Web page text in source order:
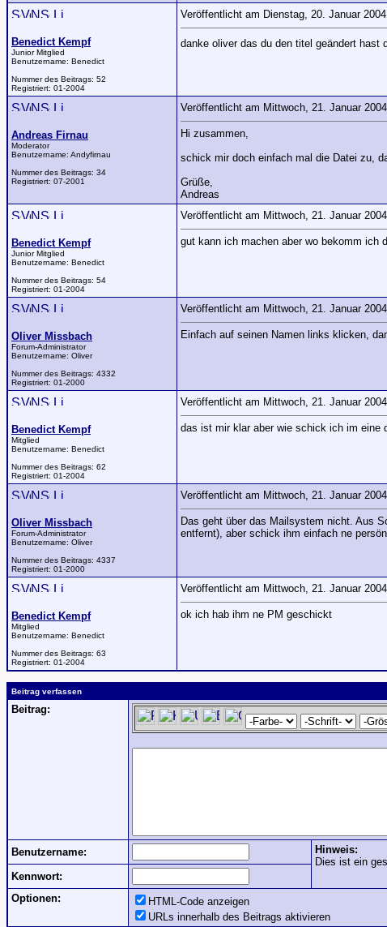
Benedict Kempf
Junior Mitglied
Benutzername: Benedict
Nummer des Beitrags: 52
Registriert: 01-2004
Veröffentlicht am Dienstag, 20. Januar
danke oliver das du den titel geändert hast
Andreas Firnau
Moderator
Benutzername: Andyfirnau
Nummer des Beitrags: 34
Registriert: 07-2001
Veröffentlicht am Mittwoch, 21. Januar
Hi zusammen,
schick mir doch einfach mal die Datei zu,
Grüße,
Andreas
Benedict Kempf
Junior Mitglied
Benutzername: Benedict
Nummer des Beitrags: 54
Registriert: 01-2004
Veröffentlicht am Mittwoch, 21. Januar
gut kann ich machen aber wo bekomm ich
Oliver Missbach
Forum-Administrator
Benutzername: Oliver
Nummer des Beitrags: 4332
Registriert: 01-2000
Veröffentlicht am Mittwoch, 21. Januar
Einfach auf seinen Namen links klicken,
Benedict Kempf
Mitglied
Benutzername: Benedict
Nummer des Beitrags: 62
Registriert: 01-2004
Veröffentlicht am Mittwoch, 21. Januar
das ist mir klar aber wie schick ich im eine
Oliver Missbach
Forum-Administrator
Benutzername: Oliver
Nummer des Beitrags: 4337
Registriert: 01-2000
Veröffentlicht am Mittwoch, 21. Januar
Das geht über das Mailsystem nicht. Aus
entfernt), aber schick ihm einfach ne
Benedict Kempf
Mitglied
Benutzername: Benedict
Nummer des Beitrags: 63
Registriert: 01-2004
Veröffentlicht am Mittwoch, 21. Januar
ok ich hab ihm ne PM geschickt
Beitrag verfassen
Beitrag:
Benutzername:
Hinweis:
Dies ist ein
Kennwort:
Optionen:
HTML-Code anzeigen
URLs innerhalb des Beitrags aktivieren